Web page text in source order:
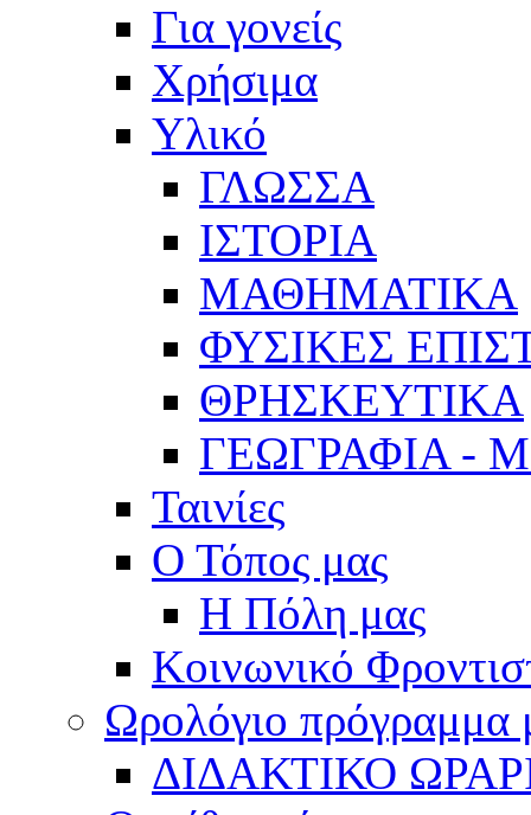
Για γονείς
Χρήσιμα
Υλικό
ΓΛΩΣΣΑ
ΙΣΤΟΡΙΑ
ΜΑΘΗΜΑΤΙΚΑ
ΦΥΣΙΚΕΣ
ΘΡΗΣΚΕΥΤΙΚΑ
ΓΕΩΓΡΑΦΙΑ -
Ταινίες
Ο Τόπος μας
Η Πόλη μας
Κοινωνικό
Ωρολόγιο πρόγραμμα
ΔΙΔΑΚΤΙΚΟ